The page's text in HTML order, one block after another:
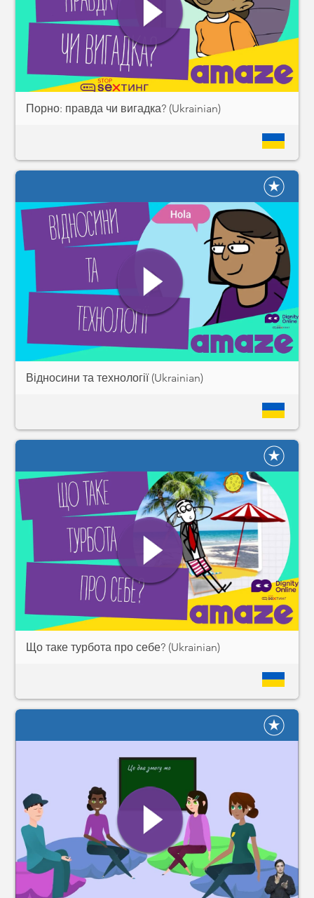
Порно: правда чи вигадка? (Ukrainian)
Відносини та технології (Ukrainian)
Що таке турбота про себе? (Ukrainian)